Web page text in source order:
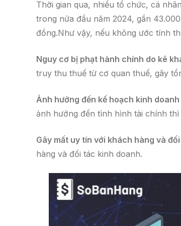
Thời gian qua, nhiều tổ chức, cá
trong nửa đầu năm 2024, gần
đồng.Như vậy, nếu không ước tính
Nguy cơ bị phạt hành chính do kê
truy thu thuế từ cơ quan thuế, gây
Ảnh hưởng đến kế hoạch kinh doanh
ảnh hưởng đến tình hình tài chính
Gây mất uy tín với khách hàng và
hàng và đối tác kinh doanh.